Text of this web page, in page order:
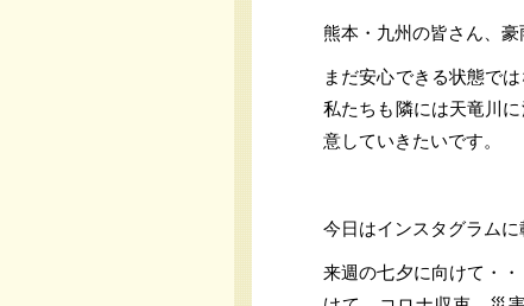
熊本・九州の皆さん、豪
まだ安心できる状態で
私たちも隣には天竜川
意していきたいです。
今日はインスタグラムに
来週の七夕に向けて・